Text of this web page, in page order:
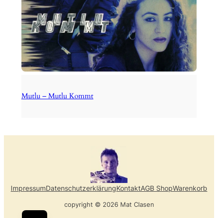
Mutlu – Mutlu Kommt
ImpressumDatenschutzerklärungKontaktAGB ShopWarenkorb
copyright © 2026 Mat Clasen